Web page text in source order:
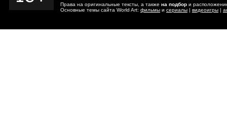
Права на оригинальные тексты, а также на подбор и
Основные темы сайта World Art: фильмы и сериалы | видеоигры |